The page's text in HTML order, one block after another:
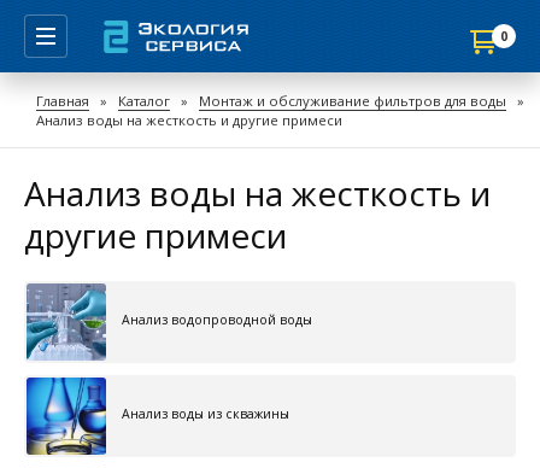
0
Главная » Каталог » Монтаж и обслуживание фильтров для воды
»
Анализ воды на жесткость и другие примеси
Анализ воды на жесткость и
другие примеси
Анализ водопроводной воды
Анализ воды из скважины
Продолжить покупки